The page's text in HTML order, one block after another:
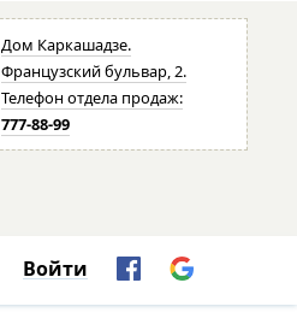
Дом Каркашадзе.
Французский бульвар, 2.
Телефон отдела продаж:
777-88-99
Войти